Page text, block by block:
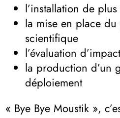
l’installation de
la mise en place
scientifique
l’évaluation d’impact
la production d’un
déploiement
« Bye Bye Moustik »,